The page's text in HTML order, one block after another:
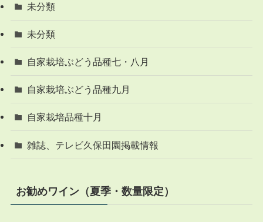
未分類
未分類
自家栽培ぶどう品種七・八月
自家栽培ぶどう品種九月
自家栽培品種十月
雑誌、テレビ久保田園掲載情報
お勧めワイン（夏季・数量限定）